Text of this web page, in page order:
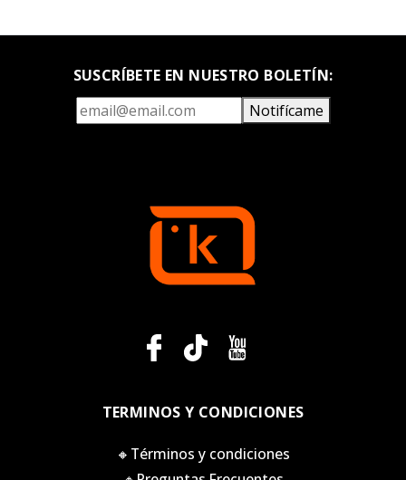
SUSCRÍBETE EN NUESTRO BOLETÍN:
Notifícame
TERMINOS Y CONDICIONES
🔸Términos y condiciones